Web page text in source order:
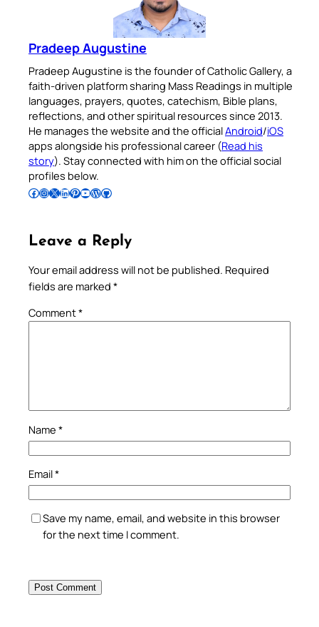
Pradeep Augustine
Pradeep Augustine is the founder of Catholic Gallery, a
faith-driven platform sharing Mass Readings in multiple
languages, prayers, quotes, catechism, Bible plans,
reflections, and other spiritual resources since 2013.
He manages the website and the officialAndroid/iOS
apps alongside his professional career (Read his
story). Stay connected with him on the official social
profiles below.
Follow Pradeep on Facebook Follow Pradeep on InstagramFollow Pradeep on X Follow Pradeep on LinkedIn Follow Pradeep on Pinterest Subscribe to Pradeep’s Youtube Channel Follow Pradeep on WordPress Follow Pradeep on GitHub
Leave a Reply
Your email address will not be published. Required
fields are marked *
Comment*
Name *
Email*
Save my name, email, and website in this browser
for the next time I comment.